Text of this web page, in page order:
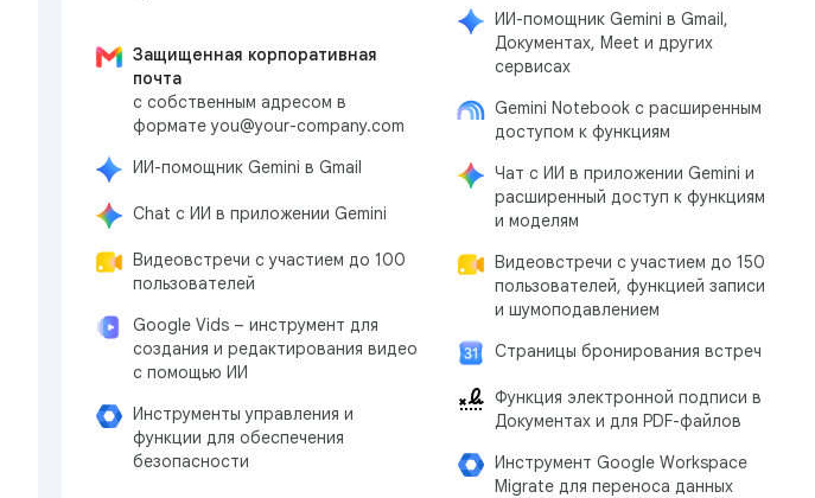
Защищенная корпоративная
почта
с собственным адресом в
формате you@your-company.com
ИИ-помощник Gemini в Gmail
Chat с ИИ в приложении Gemini
Видеовстречи с участием до 100
пользователей
Google Vids – инструмент для
создания и редактирования видео
с помощью ИИ
Инструменты управления и
функции для обеспечения
безопасности
ИИ-помощник Gemini в Gmail,
Документах, Meet и других
сервисах
Gemini Notebook с расширенным
доступом к функциям
Чат с ИИ в приложении Gemini и
расширенный доступ к функциям
и моделям
Видеовстречи с участием до 150
пользователей, функцией записи
и шумоподавлением
Страницы бронирования встреч
Функция электронной подписи в
Документах и для PDF-файлов
Инструмент Google Workspace
Migrate для переноса данных